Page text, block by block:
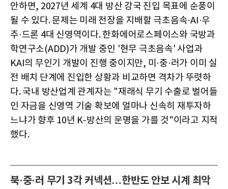
안하면, 2027년 세계 4대 방산 강국 진입 목표에 순풍이
될 수 있다. 문제는 미래 전장을 지배할 극초음속·AI·우
주·드론 4대 신영역이다. 한화에어로스페이스와 국방과
학연구소(ADD)가 개발 중인 '현무 극초음속' 사업과
KAI의 무인기 개발이 진행 중이지만, 미·중·러가 이미 실
전 배치 단계에 진입한 상황과 비교하면 격차가 뚜렷하
다. 국내 방산업계 관계자는 "재래식 무기 수출로 벌어들
인 자금을 신영역 기술 확보에 얼마나 신속히 재투자하
느냐가 향후 10년 K-방산의 운명을 가를 것"이라고 지적
했다.
북·중·러 무기 3각 커넥션…한반도 안보 시계 최악